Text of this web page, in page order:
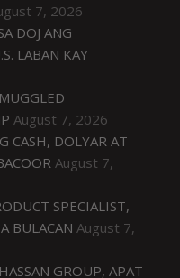
7, 2026
DOJ ANG
LABAN KAY
August 7, 2026
CASH, DOLYAR AT
August 7,
SPECIALIST,
BULACAN August 7,
GROUP, APAT